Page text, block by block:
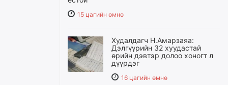
15 цагийн өмнө
Худалдагч Н.Амарзаяа:
Дэлгүүрийн 32 хуудастай
өрийн дэвтэр долоо хоногт л
дүүрдэг
16 цагийн өмнө